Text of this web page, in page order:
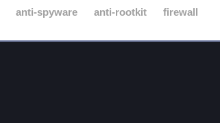
anti-spyware anti-rootkit firewall